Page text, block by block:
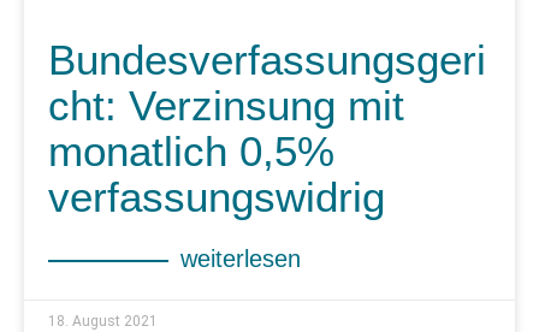
Bundesverfassungsgeri
cht: Verzinsung mit
monatlich 0,5%
verfassungswidrig
weiterlesen
18. August 2021